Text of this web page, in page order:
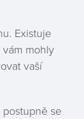
Existuje
mohly
vaší
se